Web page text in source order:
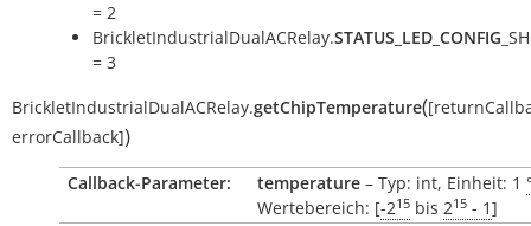
= 2
BrickletIndustrialDualACRelay.STATUS_LED_CONFIG
= 3
BrickletIndustrialDualACRelay.getChipTemperature([
errorCallback])
Callback-Parameter: temperature – Typ: int, Einheit: 1
Wertebereich: [-215 bis 215 - 1]